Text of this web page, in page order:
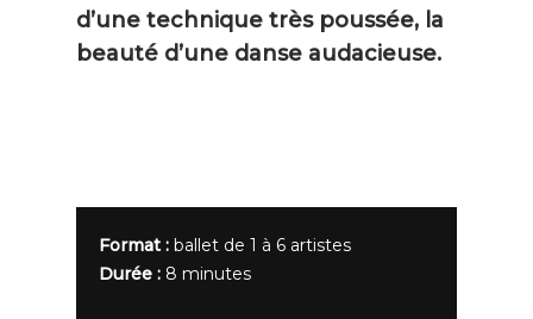
d’une technique très poussée, la
beauté d’une danse audacieuse.
Format : ballet de 1 à 6 artistes
Durée : 8 minutes